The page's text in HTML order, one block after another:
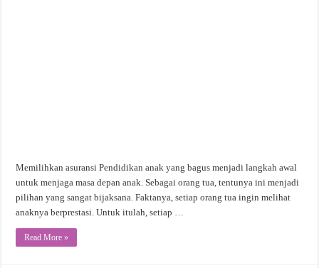
Memilihkan asuransi Pendidikan anak yang bagus menjadi langkah awal
untuk menjaga masa depan anak. Sebagai orang tua, tentunya ini menjadi
pilihan yang sangat bijaksana. Faktanya, setiap orang tua ingin melihat
anaknya berprestasi. Untuk itulah, setiap …
Read More »